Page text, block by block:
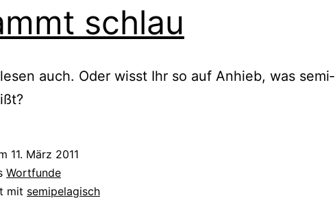
schlau
auch. Oder wisst Ihr so auf Anhieb, was semi­
11. März 2011
Wortfunde
mit semipelagisch